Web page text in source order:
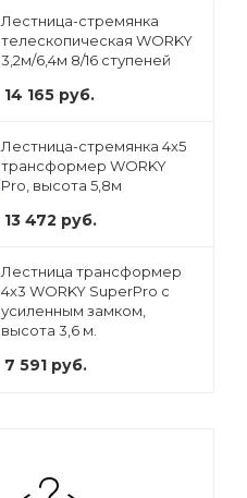
Лестница-стремянка
телескопическая WORKY
3,2м/6,4м 8/16 ступеней
14 165 руб.
Лестница-стремянка 4x5
трансформер WORKY
Pro, высота 5,8м
13 472 руб.
Лестница трансформер
4х3 WORKY SuperPro с
усиленным замком,
высота 3,6 м.
7 591 руб.